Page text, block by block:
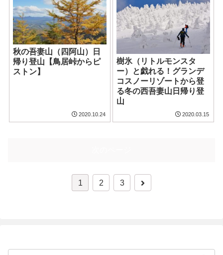
秋の吾妻山（四阿山）日
帰り登山【鳥居峠からピ
ストン】
2020.10.24
樹氷（リトルモンスタ
ー）と戯れる！グランデ
コスノーリゾートから登
る冬の西吾妻山日帰り登
山
2020.03.15
1 2 3
次